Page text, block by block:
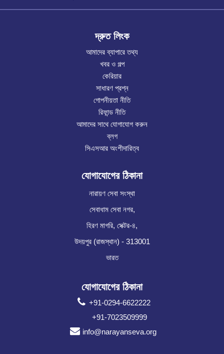
দ্রুত লিংক
আমাদের ব্যাপারে তথ্য
খবর ও গল্প
কেরিয়ার
সাধারণ প্রশ্ন
গোপনীয়তা নীতি
রিফান্ড নীতি
আমাদের সাথে যোগাযোগ করুন
ব্লগ
সিএসআর অংশীদারিত্ব
যোগাযোগের ঠিকানা
নারায়ণ সেবা সংস্থা
সেবাধাম সেবা নগর,
হিরণ মাগরি, সেক্টর-৪,
উদয়পুর (রাজস্থান) - 313001
ভারত
যোগাযোগের ঠিকানা
+91-0294-6622222
+91-7023509999
info@narayanseva.org